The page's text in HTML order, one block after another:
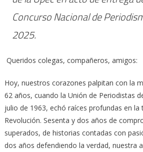
Concurso Nacional de
2025.
Queridos colegas, compañeros, amigos:
Hoy, nuestros corazones palpitan con la
62 años, cuando la Unión de Periodistas
julio de 1963, echó raíces profundas en la
Revolución. Sesenta y dos años de
superados, de historias contadas con
dos años defendiendo la verdad, nuestra